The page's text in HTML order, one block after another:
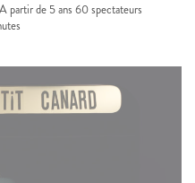
partir de 5 ans 60 spectateurs